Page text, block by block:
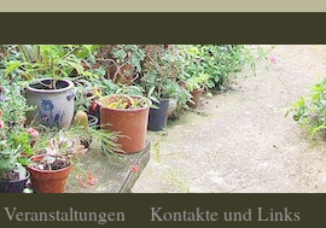
Veranstaltungen Kontakte und Links